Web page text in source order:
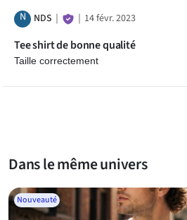
N NDS ｜ ｜ 14 févr. 2023
Tee shirt de bonne qualité
Taille correctement
Dans le même univers
Nouveauté